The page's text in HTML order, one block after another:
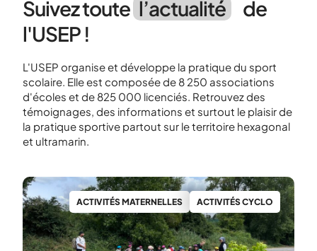
Suivez toute l’actualité
de
l'USEP !
L'USEP organise et développe la pratique du sport
scolaire. Elle est composée de 8 250 associations
d'écoles et de 825 000 licenciés. Retrouvez des
témoignages, des informations et surtout le plaisir de
la pratique sportive partout sur le territoire hexagonal
et ultramarin.
ACTIVITÉS MATERNELLES ACTIVITÉS CYCLO